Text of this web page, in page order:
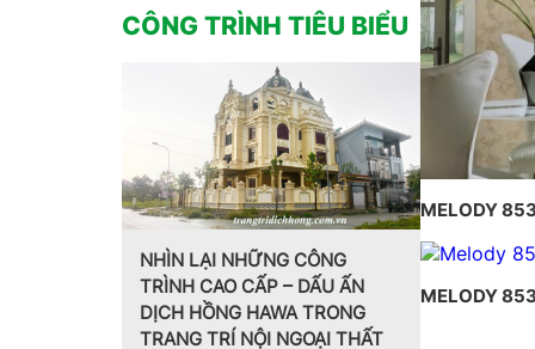
MELODY
MELODY
CÔNG TRÌNH TIÊU BIỂU
NHÌN LẠI NHỮNG CÔNG
TRÌNH CAO CẤP – DẤU ẤN
DỊCH HỒNG HAWA TRONG
TRANG TRÍ NỘI NGOẠI THẤT
Trang trí